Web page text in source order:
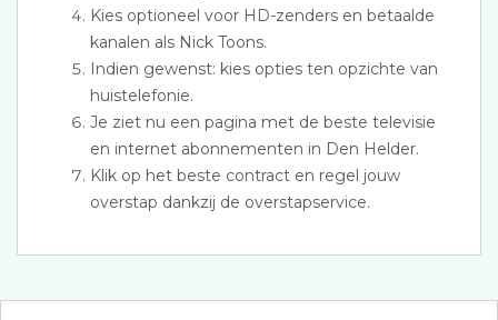
Kies optioneel voor HD-zenders en betaalde
kanalen als Nick Toons.
Indien gewenst: kies opties ten opzichte van
huistelefonie.
Je ziet nu een pagina met de beste televisie
en internet abonnementen in Den Helder.
Klik op het beste contract en regel jouw
overstap dankzij de overstapservice.